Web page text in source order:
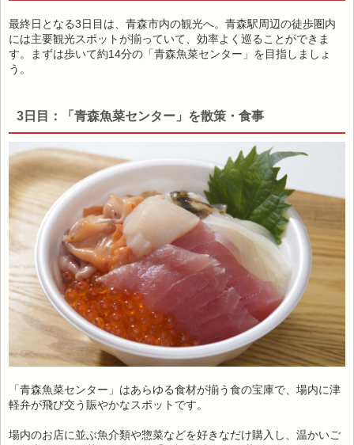
最終日となる3日目は、青森市内の観光へ。青森駅周辺の徒歩圏内
には主要観光スポットが揃っていて、効率よく巡ることができま
す。まずは歩いて約14分の「青森魚菜センター」を目指しましょ
う。
3日目：「青森魚菜センター」を散策・食事
「青森魚菜センター」はあらゆる食材が揃う食の宝庫で、場内に津
軽弁が飛び交う賑やかなスポットです。
場内のお店に並ぶ魚介類や惣菜などを好きなだけ購入し、温かいご